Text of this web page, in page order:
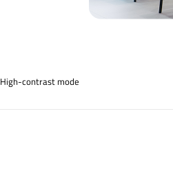
High-contrast mode